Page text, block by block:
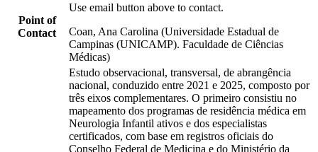
Point of
Contact
Use email button above to contact.
Coan, Ana Carolina (Universidade Estadual de
Campinas (UNICAMP). Faculdade de Ciências
Médicas)
Estudo observacional, transversal, de abrangência
nacional, conduzido entre 2021 e 2025, composto por
três eixos complementares. O primeiro consistiu no
mapeamento dos programas de residência médica em
Neurologia Infantil ativos e dos especialistas
certificados, com base em registros oficiais do
Conselho Federal de Medicina e do Ministério da